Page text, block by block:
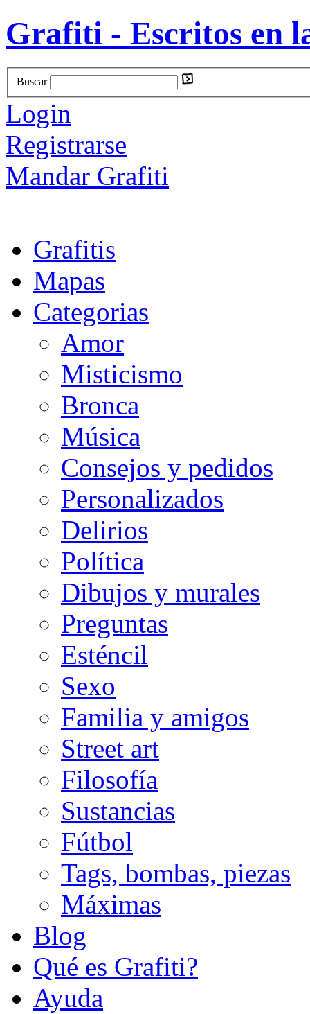
Grafiti - Escritos en
Buscar
Login
Registrarse
Mandar Grafiti
Grafitis
Mapas
Categorias
Amor
Misticismo
Bronca
Música
Consejos y pedidos
Personalizados
Delirios
Política
Dibujos y murales
Preguntas
Esténcil
Sexo
Familia y amigos
Street art
Filosofía
Sustancias
Fútbol
Tags, bombas, piezas
Máximas
Blog
Qué es Grafiti?
Ayuda